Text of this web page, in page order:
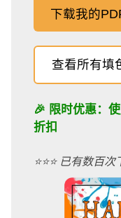
下载我的
查看所有填
🎉 限时优惠：
折扣
⭐️⭐️⭐️ 已有数百次